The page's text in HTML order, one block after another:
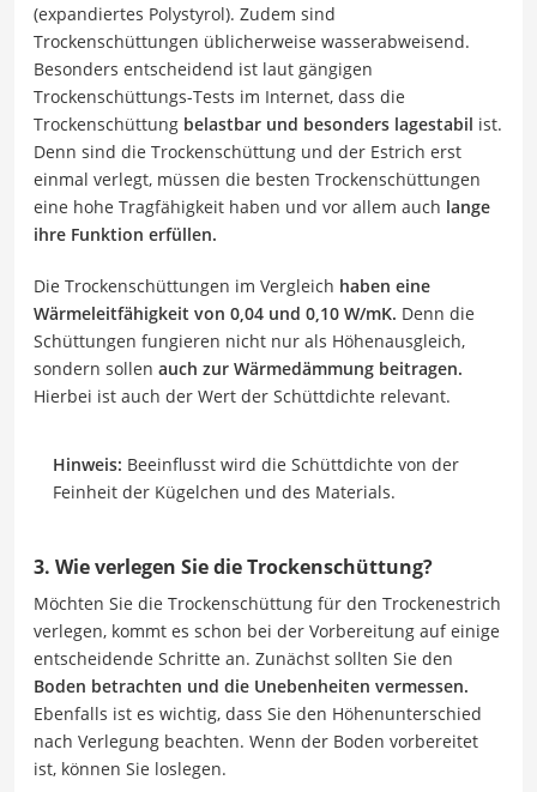
(expandiertes Polystyrol). Zudem sind
Trockenschüttungen üblicherweise wasserabweisend.
Besonders entscheidend ist laut gängigen
Trockenschüttungs-Tests im Internet, dass die
Trockenschüttung belastbar und besonders lagestabil ist.
Denn sind die Trockenschüttung und der Estrich erst
einmal verlegt, müssen die besten Trockenschüttungen
eine hohe Tragfähigkeit haben und vor allem auch lange
ihre Funktion erfüllen.
Die Trockenschüttungen im Vergleich haben eine
Wärmeleitfähigkeit von 0,04 und 0,10 W/mK. Denn die
Schüttungen fungieren nicht nur als Höhenausgleich,
sondern sollen auch zur Wärmedämmung beitragen.
Hierbei ist auch der Wert der Schüttdichte relevant.
Hinweis: Beeinflusst wird die Schüttdichte von der
Feinheit der Kügelchen und des Materials.
3. Wie verlegen Sie die Trockenschüttung?
Möchten Sie die Trockenschüttung für den Trockenestrich
verlegen, kommt es schon bei der Vorbereitung auf einige
entscheidende Schritte an. Zunächst sollten Sie den
Boden betrachten und die Unebenheiten vermessen.
Ebenfalls ist es wichtig, dass Sie den Höhenunterschied
nach Verlegung beachten. Wenn der Boden vorbereitet
ist, können Sie loslegen.